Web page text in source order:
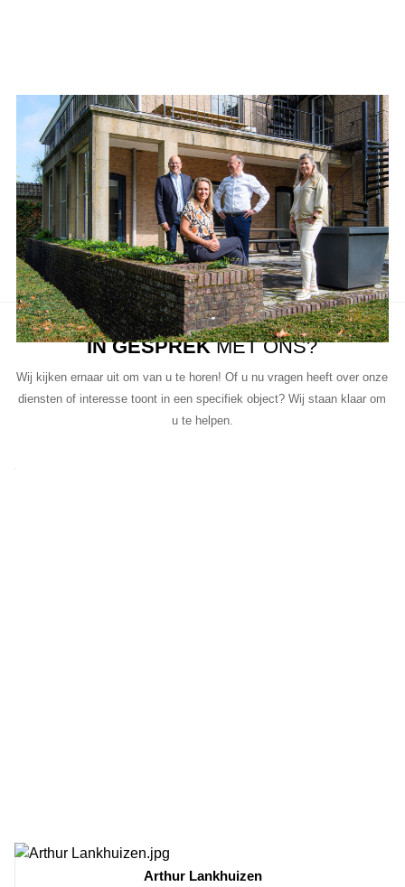
Aanbod van LUC
Neem de tijd om onze lijst met beschikbare object te bekijken en
aarzel niet om contact met ons op te nemen als u vragen heeft, meer
informatie wilt of een bezichtiging wil plannen.
Ons team van vastgoedprofessionals staat klaar om u te helpen bij
elke stap van het proces.
IN GESPREKMET ONS?
Wij kijken ernaar uit om van u te horen! Of u nu vragen heeft over onze
diensten of interesse toont in een specifiek object? Wij staan klaar om
u te helpen.
Arthur Lankhuizen